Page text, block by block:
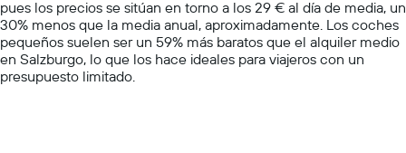
Y
axis
displaying
values.
Range:
pues los precios se sitúan en torno a los 29 € al día de media, un
30% menos que la media anual, aproximadamente. Los coches
pequeños suelen ser un 59% más baratos que el alquiler medio
en Salzburgo, lo que los hace ideales para viajeros con un
presupuesto limitado.